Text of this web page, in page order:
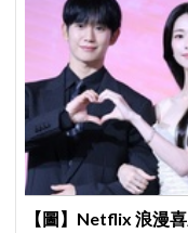
【圖】Netflix 浪漫